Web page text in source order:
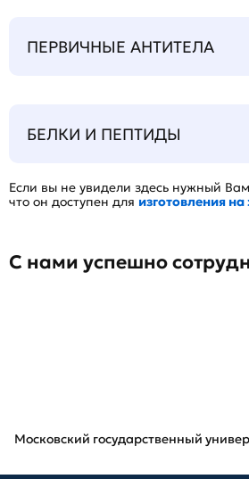
ПЕРВИЧНЫЕ АНТИТЕЛА
БЕЛКИ И ПЕПТИДЫ
Если вы не увидели здесь нужный
что он доступен для изготовления на
С нами успешно
Московский государственный